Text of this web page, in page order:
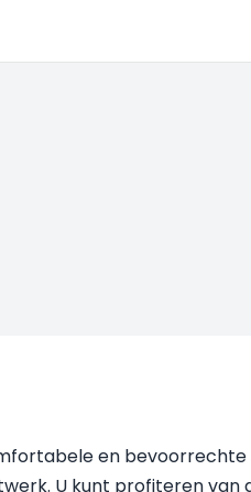
en
U kunt profiteren van